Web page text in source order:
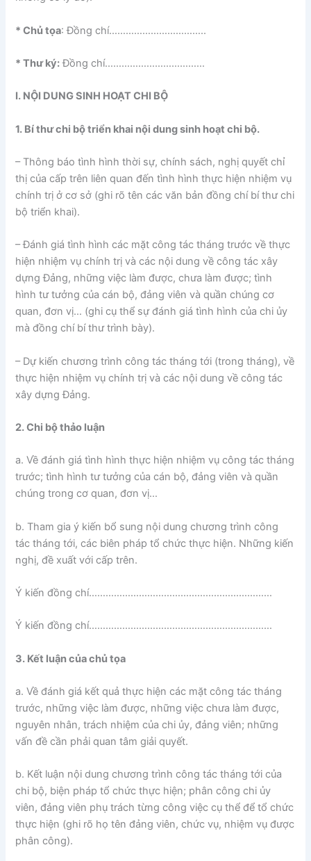
* Chủ tọa: Đồng chí……………………………..
* Thư ký:Đồng chí………………………………
I. NỘI DUNG SINH HOẠT CHI BỘ
1. Bí thư chi bộ triển khai nội dung sinh hoạt chi bộ.
– Thông báo tình hình thời sự, chính sách, nghị quyết chỉ
thị của cấp trên liên quan đến tình hình thực hiện nhiệm vụ
chính trị ở cơ sở (ghi rõ tên các văn bản đồng chí bí thư chi
bộ triển khai).
– Đánh giá tình hình các mặt công tác tháng trước về thực
hiện nhiệm vụ chính trị và các nội dung về công tác xây
dựng Đảng, những việc làm được, chưa làm được; tình
hình tư tưởng của cán bộ, đảng viên và quần chúng cơ
quan, đơn vị… (ghi cụ thể sự đánh giá tình hình của chi ủy
mà đồng chí bí thư trình bày).
– Dự kiến chương trình công tác tháng tới (trong tháng), về
thực hiện nhiệm vụ chính trị và các nội dung về công tác
xây dựng Đảng.
2. Chi bộ thảo luận
a. Về đánh giá tình hình thực hiện nhiệm vụ công tác tháng
trước; tình hình tư tưởng của cán bộ, đảng viên và quần
chúng trong cơ quan, đơn vị…
b. Tham gia ý kiến bổ sung nội dung chương trình công
tác tháng tới, các biên pháp tổ chức thực hiện. Những kiến
nghị, đề xuất với cấp trên.
Ý kiến đồng chí…………………………………………………………
Ý kiến đồng chí…………………………………………………………
3. Kết luận của chủ tọa
a. Về đánh giá kết quả thực hiện các mặt công tác tháng
trước, những việc làm được, những việc chưa làm được,
nguyên nhân, trách nhiệm của chi ủy, đảng viên; những
vấn đề cần phải quan tâm giải quyết.
b. Kết luận nội dung chương trình công tác tháng tới của
chi bộ, biện pháp tổ chức thực hiện; phân công chi ủy
viên, đảng viên phụ trách từng công việc cụ thể để tổ chức
thực hiện (ghi rõ họ tên đảng viên, chức vụ, nhiệm vụ được
phân công).